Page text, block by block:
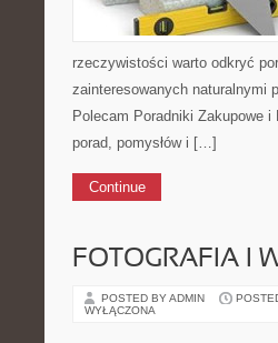
rzeczywistości warto odkryć
zainteresowanych naturalnymi
Polecam Poradniki Zakupowe
porad, pomysłów i […]
Continue
FOTOGRAFIA I
POSTED BY ADMIN
WYŁĄCZONA